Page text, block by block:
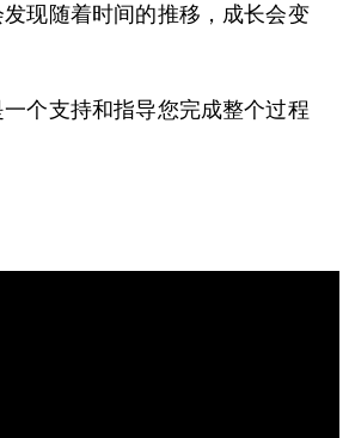
现随着时间的推移，成长会变
个支持和指导您完成整个过程